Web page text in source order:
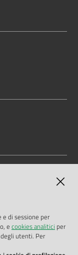
di sessione per
e cookies analitici per
utenti. Per